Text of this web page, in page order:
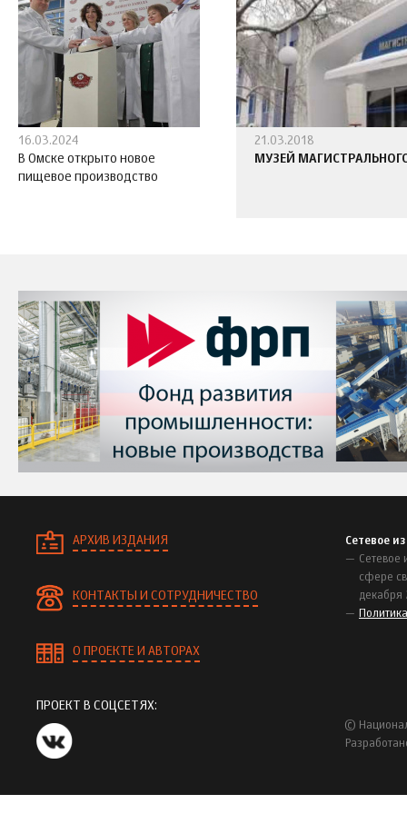
16.03.2024
В Омске открыто новое
пищевое производство
21.03.2018
МУЗЕЙ
АРХИВ ИЗДАНИЯ
КОНТАКТЫ И СОТРУДНИЧЕСТВО
О ПРОЕКТЕ И АВТОРАХ
Сетевое
Сетевое
сфере
декабря
ПРОЕКТ В СОЦСЕТЯХ:
©